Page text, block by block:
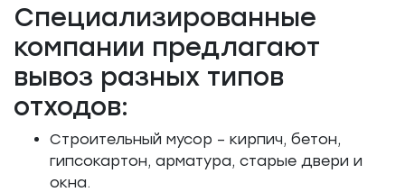
Специализированные
компании предлагают
вывоз разных типов
отходов:
Строительный мусор – кирпич, бетон,
гипсокартон, арматура, старые двери и
окна.